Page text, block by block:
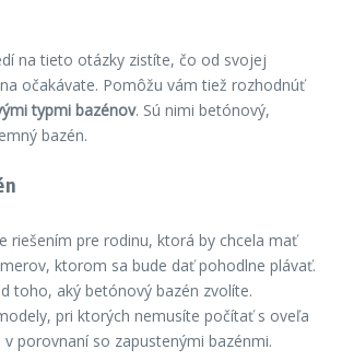
na tieto otázky zistíte, čo od svojej
očakávate. Pomôžu vám tiež rozhodnúť
typmi bazénov. Sú nimi betónový,
bazén.
riešením pre rodinu, ktorá by chcela mať
ktorom sa bude dať pohodlne plávať.
toho, aký betónový bazén zvolíte.
pri ktorých nemusíte počítať s oveľa
v porovnaní so zapustenými bazénmi.